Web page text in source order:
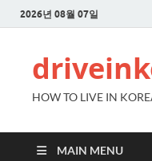
2026년 08월 07일
HOW TO LIVE IN
MAIN MENU